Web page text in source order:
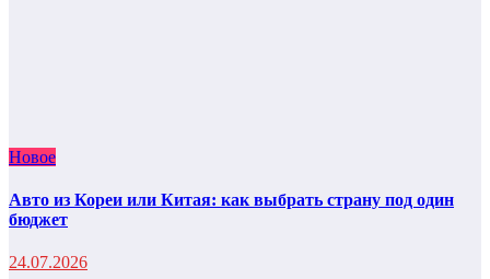
Новое
Авто из Кореи или Китая: как выбрать страну под один
бюджет
24.07.2026